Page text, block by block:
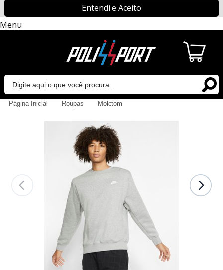
Entendi e Aceito
Menu
Página Inicial Roupas Moletom